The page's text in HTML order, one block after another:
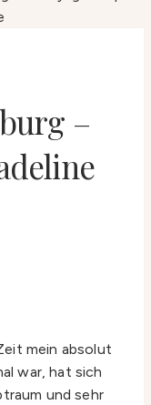
–
mein absolut
war, hat sich
und sehr